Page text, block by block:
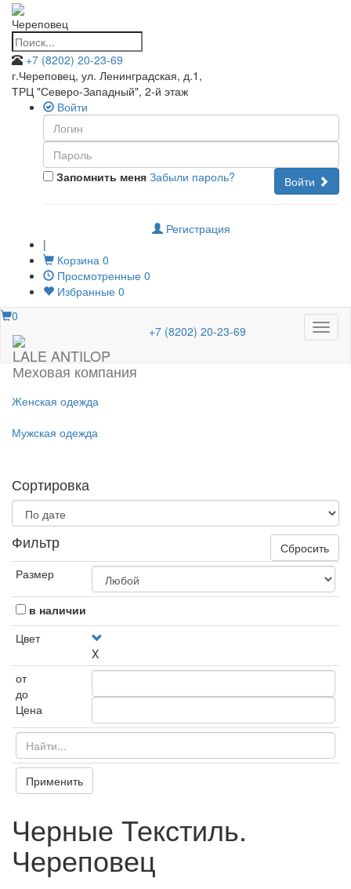
Череповец
+7 (8202) 20-23-69
г.Череповец, ул. Ленинградская, д.1 ,
ТРЦ "Северо-Западный", 2-й этаж
Войти
Запомнить меня Войти
Забыли пароль?
Регистрация
|
Корзина 0
Просмотренные 0
Избранные 0
Меню
0
LALE ANTILOP
Меховая компания
+7 (8202) 20-23-69
Женская одежда
Мужская одежда
Сортировка
Фильтр
Сбросить
Размер
в наличии
Цвет
X
от
до
Цена
Применить
Черные Текстиль.
Череповец